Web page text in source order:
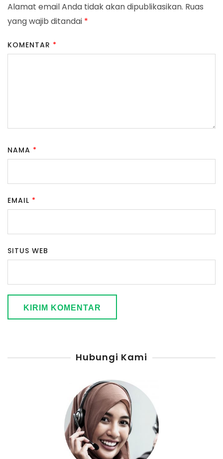
Alamat email Anda tidak akan dipublikasikan. Ruas
yang wajib ditandai *
KOMENTAR *
NAMA *
EMAIL *
SITUS WEB
Hubungi Kami